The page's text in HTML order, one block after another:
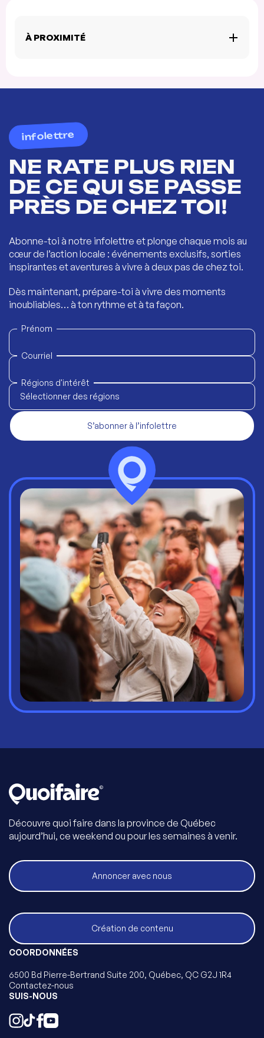
À PROXIMITÉ
infolettre
NE RATE PLUS RIEN
DE CE QUI SE PASSE
PRÈS DE CHEZ TOI!
Abonne-toi à notre infolettre et plonge chaque mois au
cœur de l’action locale : événements exclusifs, sorties
inspirantes et aventures à vivre à deux pas de chez toi.
Dès maintenant, prépare-toi à vivre des moments
inoubliables… à ton rythme et à ta façon.
Prénom
Courriel
Régions d'intérêt
Sélectionner des régions
S’abonner à l’infolettre
Découvre quoi faire dans la province de Québec
aujourd’hui, ce weekend ou pour les semaines à venir.
Annoncer avec nous
Création de contenu
COORDONNÉES
6500 Bd Pierre-Bertrand Suite 200, Québec, QC G2J 1R4
Contactez-nous
SUIS-NOUS